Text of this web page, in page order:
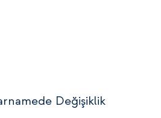
Değişiklik